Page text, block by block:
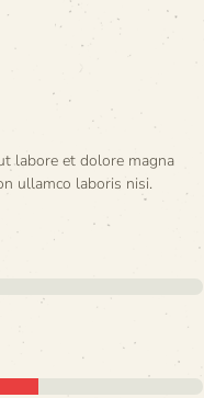
labore et dolore magna
ullamco laboris nisi.